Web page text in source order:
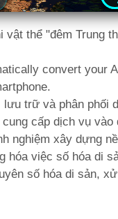
thể "đêm Trung
convert your
trữ và phân phối
cấp dịch vụ vào
nghiệm xây dựng
hóa việc số hóa di
số hóa di sản,